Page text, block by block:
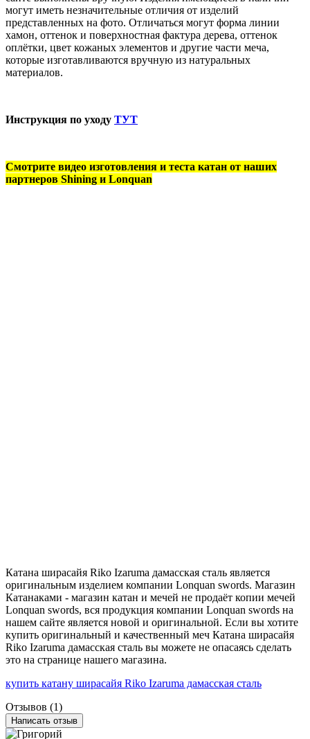
могут иметь незначительные отличия от изделий
представленных на фото. Отличаться могут форма линии
хамон, оттенок и поверхностная фактура дерева, оттенок
оплётки, цвет кожаных элементов и другие части меча,
которые изготавливаются вручную из натуральных
материалов.
Инструкция по уходу ТУТ
Смотрите видео изготовления и теста катан от наших
партнеров Shining и Lonquan
Катана ширасайя Riko Izaruma дамасская сталь является
оригинальным изделием компании Lonquan swords. Магазин
Катанаками - магазин катан и мечей не продаёт копии мечей
Lonquan swords, вся продукция компании Lonquan swords на
нашем сайте является новой и оригинальной. Если вы хотите
купить оригинальный и качественный меч Катана ширасайя
Riko Izaruma дамасская сталь вы можете не опасаясь сделать
это на странице нашего магазина.
купить катану ширасайя Riko Izaruma дамасская сталь
Отзывов (1)
Написать отзыв